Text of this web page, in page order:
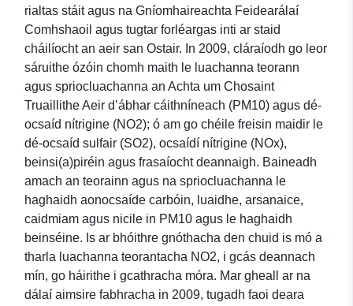
rialtas stáit agus na Gníomhaireachta Feidearálaí
Comhshaoil agus tugtar forléargas inti ar staid
cháilíocht an aeir san Ostair. In 2009, cláraíodh go leor
sáruithe ózóin chomh maith le luachanna teorann
agus spriocluachanna an Achta um Chosaint
Truaillithe Aeir d’ábhar cáithníneach (PM10) agus dé-
ocsaíd nítrigine (NO2); ó am go chéile freisin maidir le
dé-ocsaíd sulfair (SO2), ocsaídí nítrigine (NOx),
beinsi(a)piréin agus frasaíocht deannaigh. Baineadh
amach an teorainn agus na spriocluachanna le
haghaidh aonocsaíde carbóin, luaidhe, arsanaice,
caidmiam agus nicile in PM10 agus le haghaidh
beinséine. Is ar bhóithre gnóthacha den chuid is mó a
tharla luachanna teorantacha NO2, i gcás deannach
mín, go háirithe i gcathracha móra. Mar gheall ar na
dálaí aimsire fabhracha in 2009, tugadh faoi deara